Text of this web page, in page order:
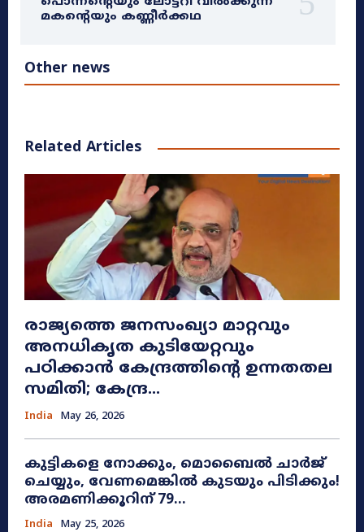
മകന്റെയും കണ്ണീർക്കഥ
Other news
Related Articles
രാജ്യത്തെ ജനസംഖ്യാ മാറ്റവും
അനധികൃത കുടിയേറ്റവും
പഠിക്കാൻ കേന്ദ്രത്തിന്റെ ഉന്നതതല
സമിതി; കേന്ദ്ര...
India May 26, 2026
കുട്ടികളെ നോക്കും, മൊബൈൽ ചാർജ്
ചെയ്യും, വേണമെങ്കിൽ കുടയും പിടിക്കും!
അരമണിക്കൂറിന് 79...
India May 25, 2026